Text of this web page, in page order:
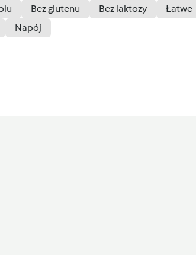
Bez glutenu Bez laktozy Łatwe
Napój